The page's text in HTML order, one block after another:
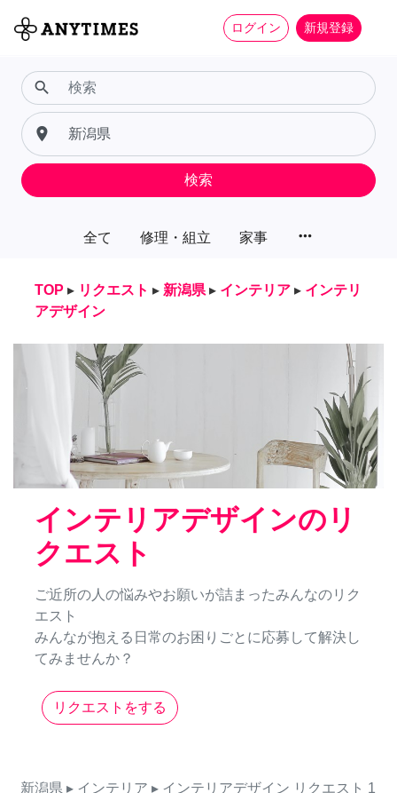
ログイン 新規登録
全て 修理・組立 家事 more_horiz
search
place
検索
TOP ▸ リクエスト ▸ 新潟県 ▸ インテリア ▸ インテリ
アデザイン
インテリアデザインのリ
クエスト
ご近所の人の悩みやお願いが詰まったみんなのリク
エスト
みんなが抱える日常のお困りごとに応募して解決し
てみませんか？
リクエストをする
新潟県 ▸ インテリア ▸ インテリアデザイン リクエスト 1